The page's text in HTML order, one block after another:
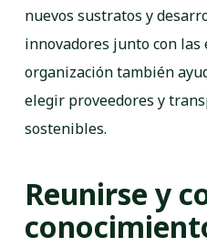
nuevos sustratos y
innovadores junto con las
organización también
elegir proveedores y
sostenibles.
Reunirse y